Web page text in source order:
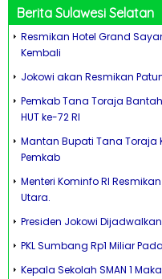
Berita Sulawesi Selatan
Resmikan Hotel Grand
Kembali
Jokowi akan Resmikan
Pemkab Tana Toraja
HUT ke-72 RI
Mantan Bupati Tana Toraja
Pemkab
Menteri Kominfo RI
Utara.
Presiden Jokowi
PKL Sumbang Rp1 Miliar
Kepala Sekolah SMAN 1